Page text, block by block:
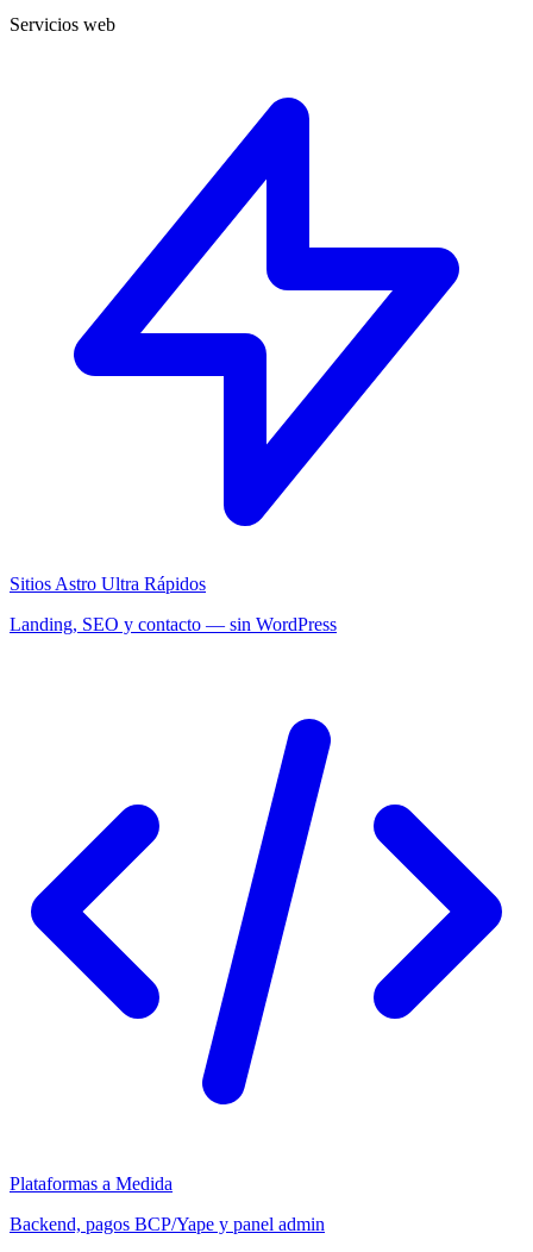
Servicios web
Sitios Astro Ultra Rápidos
Landing, SEO y contacto — sin WordPress
Plataformas a Medida
Backend, pagos BCP/Yape y panel admin